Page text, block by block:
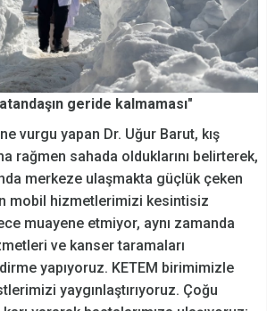
geride kalmaması"
vurgu yapan Dr. Uğur Barut, kış
rağmen sahada olduklarını belirterek,
merkeze ulaşmakta güçlük çeken
mobil hizmetlerimizi kesintisiz
muayene etmiyor, aynı zamanda
ve kanser taramaları
yapıyoruz. KETEM birimimizle
yaygınlaştırıyoruz. Çoğu